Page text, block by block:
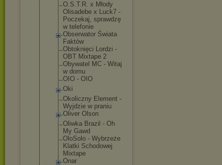
O.S.T.R. x Młody
Olisadebe x Luck7 -
Poczekaj, sprawdzę
w telefonie
Obserwator Świata
Faktów
Obtoknięci Lordzi -
OBT Mixtape 2
Obywatel MC - Witaj
w domu
OIO - OIO
Oki
Okoliczny Element -
Wyjdzie w praniu
Oliver Olson
Oliwka Brazil - Oh
My Gawd
OloSolo - Wybrzeże
Klatki Schodowej
Mixtape
Onar